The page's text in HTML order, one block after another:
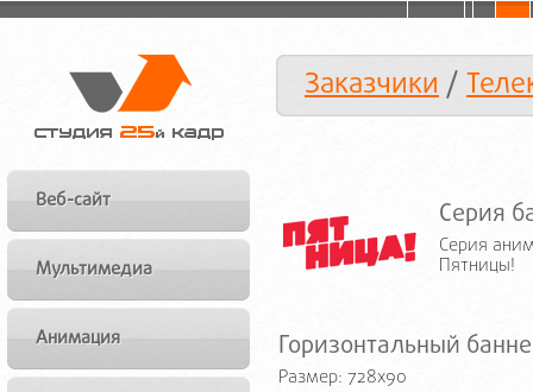
Заказчики/
Веб-сайт
Мультимедиа
Анимация
Серия
Серия
Пятницы!
Горизонтальный
Размер: 728x90